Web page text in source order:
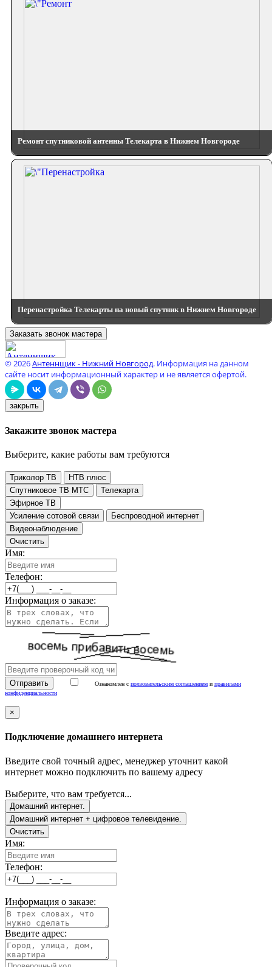
Ремонт спутниковой антенны Телекарта в Нижнем Новгороде
Перенастройка Телекарты на новый спутник в Нижнем Новгороде
Заказать звонок мастера
© 2026Антеннщик - Нижний Новгород. Информация на данном
сайте носит информационный характер и не является офертой.
закрыть
Закажите звонок мастера
Выберите, какие работы вам требуются
Триколор ТВ
НТВ плюс
Спутниковое ТВ МТС
Телекарта
Эфирное ТВ
Усиление сотовой связи
Беспроводной интернет
Видеонаблюдение
Очистить
Имя:
Телефон:
Информация о заказе:
Ознакомлен с ползовательским соглашением и правилами
конфиденциальности
×
Подключение домашнего интернета
Введите свой точный адрес, менеджер уточнит какой
интернет можно подключить по вашему адресу
Выберите, что вам требуется...
Домашний интернет.
Домашний интернет + цифровое телевидение.
Очистить
Имя:
Телефон:
Информация о заказе:
Введите адрес: